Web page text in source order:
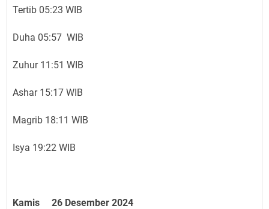
Tertib 05:23 WIB
Duha 05:57 WIB
Zuhur 11:51 WIB
Ashar 15:17 WIB
Magrib 18:11 WIB
Isya 19:22 WIB
Kamis 26 Desember 2024